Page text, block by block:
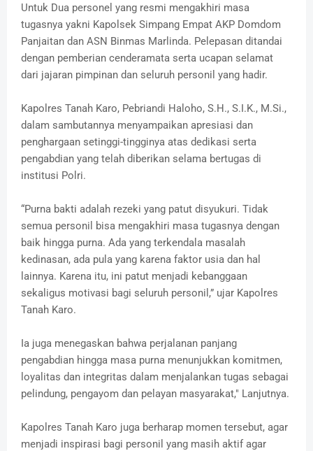
Untuk Dua personel yang resmi mengakhiri masa
tugasnya yakni Kapolsek Simpang Empat AKP Domdom
Panjaitan dan ASN Binmas Marlinda. Pelepasan ditandai
dengan pemberian cenderamata serta ucapan selamat
dari jajaran pimpinan dan seluruh personil yang hadir.
Kapolres Tanah Karo, Pebriandi Haloho, S.H., S.I.K., M.Si.,
dalam sambutannya menyampaikan apresiasi dan
penghargaan setinggi-tingginya atas dedikasi serta
pengabdian yang telah diberikan selama bertugas di
institusi Polri.
“Purna bakti adalah rezeki yang patut disyukuri. Tidak
semua personil bisa mengakhiri masa tugasnya dengan
baik hingga purna. Ada yang terkendala masalah
kedinasan, ada pula yang karena faktor usia dan hal
lainnya. Karena itu, ini patut menjadi kebanggaan
sekaligus motivasi bagi seluruh personil,” ujar Kapolres
Tanah Karo.
Ia juga menegaskan bahwa perjalanan panjang
pengabdian hingga masa purna menunjukkan komitmen,
loyalitas dan integritas dalam menjalankan tugas sebagai
pelindung, pengayom dan pelayan masyarakat," Lanjutnya.
Kapolres Tanah Karo juga berharap momen tersebut, agar
menjadi inspirasi bagi personil yang masih aktif agar